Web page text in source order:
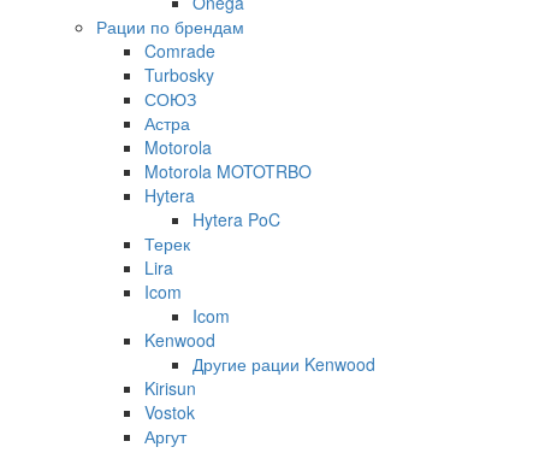
Рации по брендам
Comrade
Turbosky
СОЮЗ
Астра
Motorola
Motorola MOTOTRBO
Hytera
Hytera PoC
Терек
Lira
Icom
Icom
Kenwood
Другие рации Kenwood
Kirisun
Vostok
Аргут